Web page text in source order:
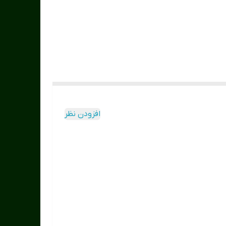
افزودن نظر